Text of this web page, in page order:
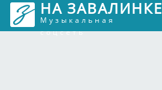
НА ЗАВАЛИНКЕ
Музыкальная
соцсеть